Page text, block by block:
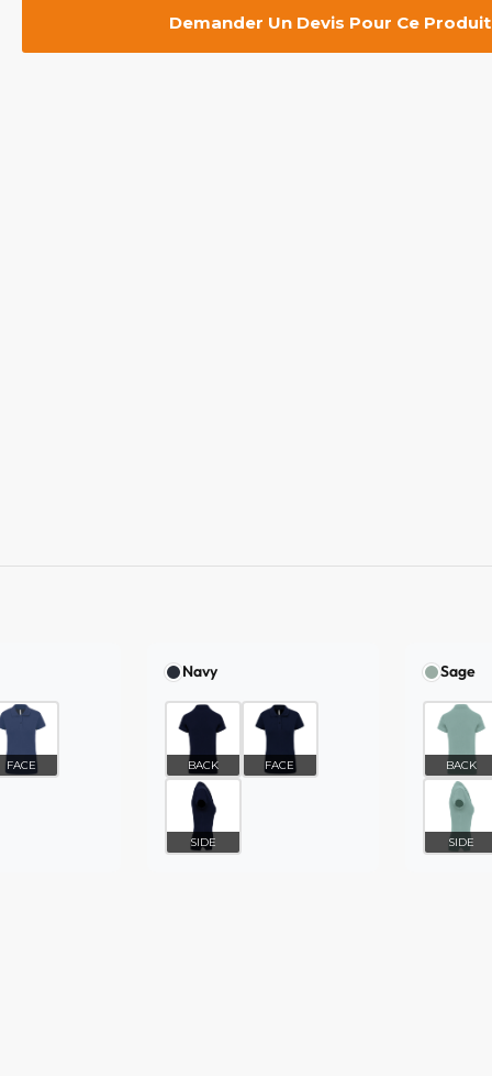
Demander Un Devis Pour Ce Produit
FACE
Navy
BACK FACE
SIDE
Sage
BACK
SIDE